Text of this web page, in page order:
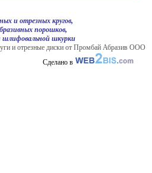
и отрезных кругов,
порошков,
шлифовальной шкурки
Сделано в